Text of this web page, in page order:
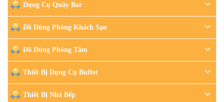
Dụng Cụ Quầy Bar
Đồ Dùng Phòng Khách Sạn
Đồ Dùng Phòng Tắm
Thiết Bị Dụng Cụ Buffet
Thiết Bị Nhà Bếp